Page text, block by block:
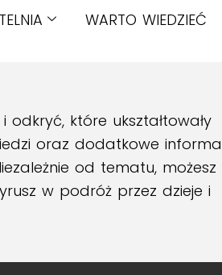
WARTO WIEDZIEĆ
które ukształtowały
oraz dodatkowe
od tematu, możesz
w podróż przez dzieje i